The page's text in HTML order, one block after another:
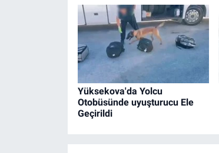
Yüksekova'da Yolcu
Otobüsünde uyuşturucu Ele
Geçirildi